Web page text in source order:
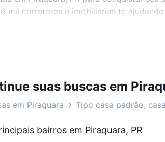
mil corretores e imobiliárias te
preço, metragem e comodidades,
dúvida dos custos envolvidos
suas buscas em
em Piraquara Tipo casa padrão,
bairros em Piraquara, PR